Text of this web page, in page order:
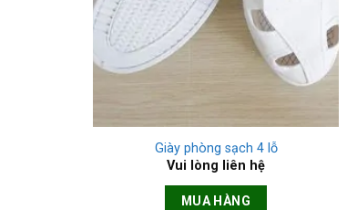
Giày phòng sạch 4 lỗ
Vui lòng liên hệ
MUA HÀNG